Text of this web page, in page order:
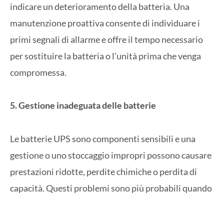
indicare un deterioramento della batteria. Una
manutenzione proattiva consente di individuare i
primi segnali di allarme e offre il tempo necessario
per sostituire la batteria o l’unità prima che venga
compromessa.
5. Gestione inadeguata delle batterie
Le batterie UPS sono componenti sensibili e una
gestione o uno stoccaggio impropri possono causare
prestazioni ridotte, perdite chimiche o perdita di
capacità. Questi problemi sono più probabili quando